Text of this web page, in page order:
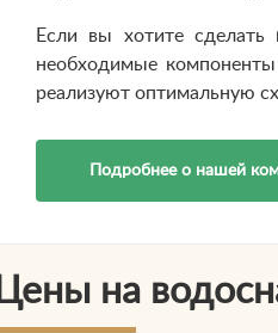
Если вы хотите сделать
необходимые
реализуют оптимальную
Подробнее о нашей
Цены на